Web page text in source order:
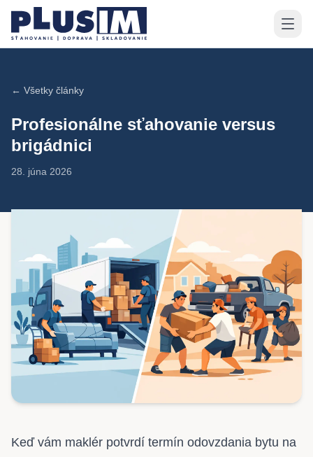
← Všetky články
Profesionálne sťahovanie versus
brigádnici
28. júna 2026
Keď vám maklér potvrdí termín odovzdania bytu na